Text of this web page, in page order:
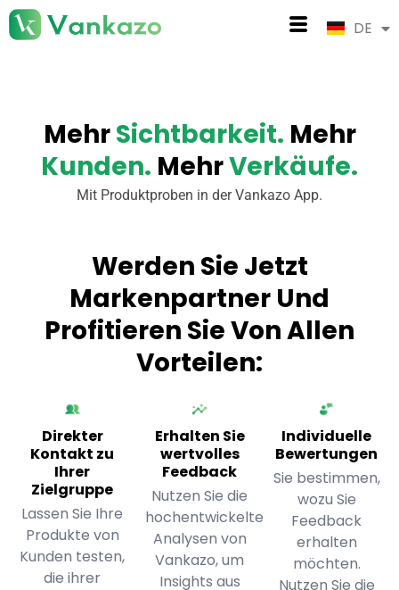
Zum
Inhalt
Menü DE
EN
MehrSichtbarkeit. Mehr
Kunden. MehrVerkäufe.
Mit Produktproben in der Vankazo App.
Werden Sie Jetzt
Markenpartner Und
Profitieren Sie Von Allen
Vorteilen:
Direkter
Kontakt zu
Ihrer
Zielgruppe
Lassen Sie Ihre
Produkte von
Kunden testen,
die ihrer
Erhalten Sie
wertvolles
Feedback
Nutzen Sie die
hochentwickelte
Analysen von
Vankazo, um
Insights aus
Individuelle
Bewertungen
Sie bestimmen,
wozu Sie
Feedback
erhalten
möchten.
Nutzen Sie die